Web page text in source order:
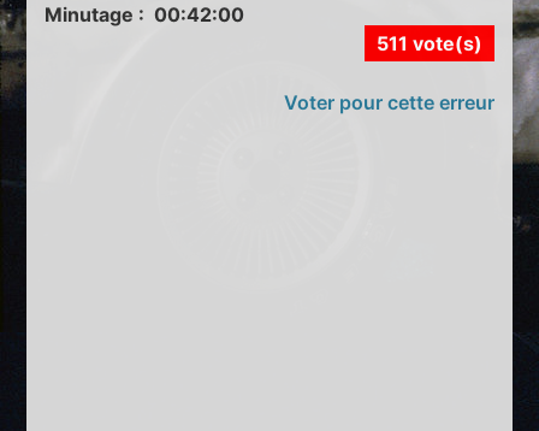
Minutage : 00:42:00
511 vote(s)
Voter pour cette erreur